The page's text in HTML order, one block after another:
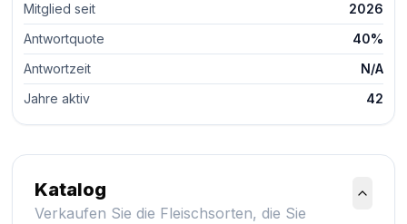
Katalog
Verkaufen Sie die Fleischsorten, die Sie
Mitglied seit
2026
Antwortquote
40%
Antwortzeit
N/A
Jahre aktiv
42